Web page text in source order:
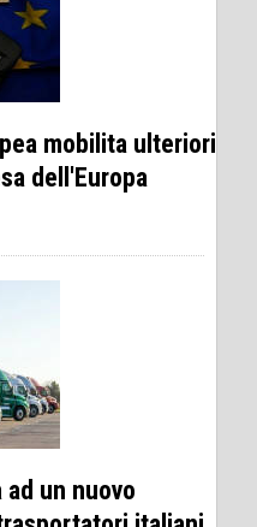
mobilita ulteriori
dell'Europa
ad un nuovo